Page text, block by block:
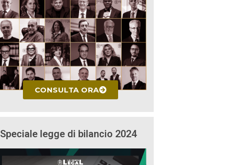
CONSULTA ORA
Speciale legge di bilancio 2024